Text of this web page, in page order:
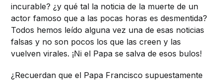
incurable? ¿y qué tal la noticia de la muerte de un
actor famoso que a las pocas horas es desmentida?
Todos hemos leído alguna vez una de esas noticias
falsas y no son pocos los que las creen y las
vuelven virales. ¡Ni el Papa se salva de esos bulos!
¿Recuerdan que el Papa Francisco supuestamente